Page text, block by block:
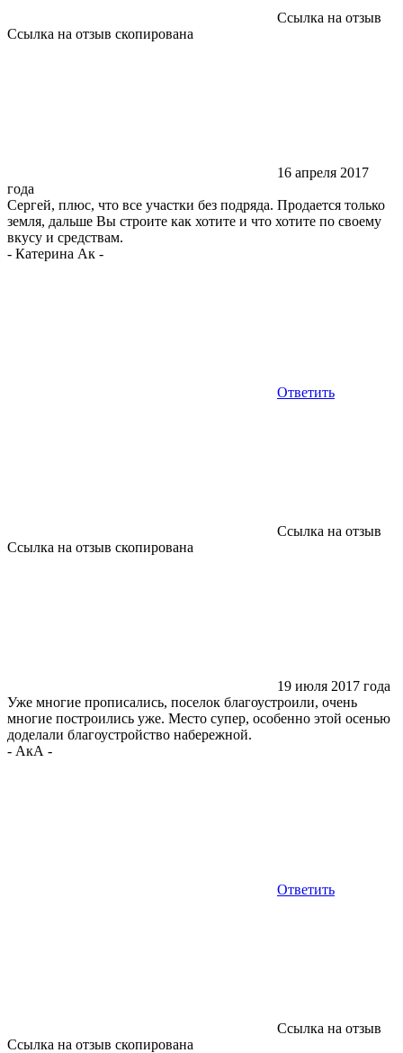
Ссылка на отзыв
Ссылка на отзыв скопирована
16 апреля 2017
года
Сергей, плюс, что все участки без подряда. Продается только
земля, дальше Вы строите как хотите и что хотите по своему
вкусу и средствам.
- Катерина Ак -
Ответить
Ссылка на отзыв
Ссылка на отзыв скопирована
19 июля 2017 года
Уже многие прописались, поселок благоустроили, очень
многие построились уже. Место супер, особенно этой осенью
доделали благоустройство набережной.
- АкА -
Ответить
Ссылка на отзыв
Ссылка на отзыв скопирована